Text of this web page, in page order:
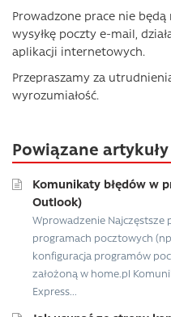
Prowadzone prace nie
wysyłkę poczty e-mail,
aplikacji internetowych.
Przepraszamy za
wyrozumiałość.
Powiązane artykuły
Komunikaty błędów w
Outlook)
Wprowadzenie
programach pocztowych
konfiguracja programów
założoną w home.pl
Express...